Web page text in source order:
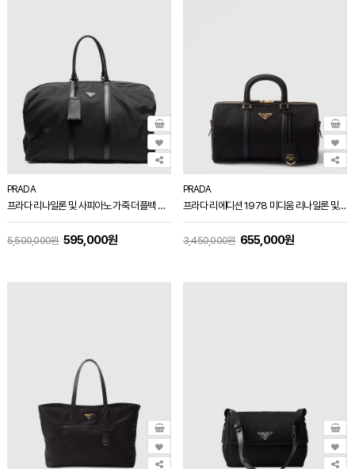
PRADA
프라다 리나일론 및 사피아노 가죽 더플백 블랙 2VC013
5,500,000원 595,000원
PRADA
프라다 리에디션 1978 미디움 리나일론 및 사피아노 가죽 탑 핸들 백 블랙 1BB233
3,450,000원 655,000원